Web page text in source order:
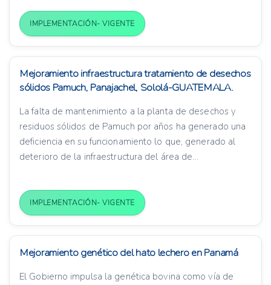
IMPLEMENTACIÓN- VIGENTE
Mejoramiento infraestructura tratamiento de desechos
sólidos Pamuch, Panajachel, Sololá-GUATEMALA.
La falta de mantenimiento a la planta de desechos y
residuos sólidos de Pamuch por años ha generado una
deficiencia en su funcionamiento lo que, generado al
deterioro de la infraestructura del área de...
IMPLEMENTACIÓN- VIGENTE
Mejoramiento genético del hato lechero en Panamá
El Gobierno impulsa la genética bovina como vía de